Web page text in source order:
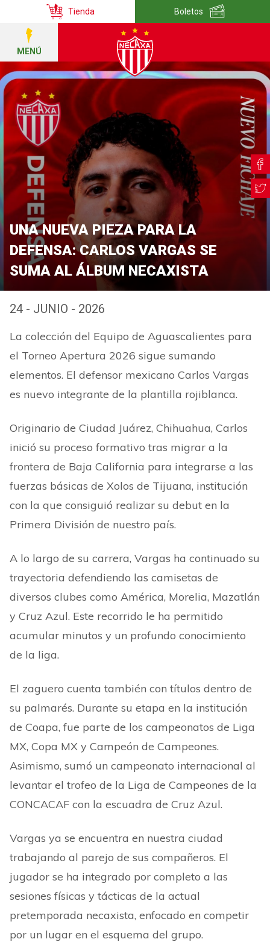
Tienda Boletos
MENÚ
UNA NUEVA PIEZA PARA LA
DEFENSA: CARLOS VARGAS SE
SUMA AL ÁLBUM NECAXISTA
24 - JUNIO - 2026
La colección del Equipo de Aguascalientes para
el Torneo Apertura 2026 sigue sumando
elementos. El defensor mexicano Carlos Vargas
es nuevo integrante de la plantilla rojiblanca.
Originario de Ciudad Juárez, Chihuahua, Carlos
inició su proceso formativo tras migrar a la
frontera de Baja California para integrarse a las
fuerzas básicas de Xolos de Tijuana, institución
con la que consiguió realizar su debut en la
Primera División de nuestro país.
A lo largo de su carrera, Vargas ha continuado su
trayectoria defendiendo las camisetas de
diversos clubes como América, Morelia, Mazatlán
y Cruz Azul. Este recorrido le ha permitido
acumular minutos y un profundo conocimiento
de la liga.
El zaguero cuenta también con títulos dentro de
su palmarés. Durante su etapa en la institución
de Coapa, fue parte de los campeonatos de Liga
MX, Copa MX y Campeón de Campeones.
Asimismo, sumó un campeonato internacional al
levantar el trofeo de la Liga de Campeones de la
CONCACAF con la escuadra de Cruz Azul.
Vargas ya se encuentra en nuestra ciudad
trabajando al parejo de sus compañeros. El
jugador se ha integrado por completo a las
sesiones físicas y tácticas de la actual
pretemporada necaxista, enfocado en competir
por un lugar en el esquema del grupo.